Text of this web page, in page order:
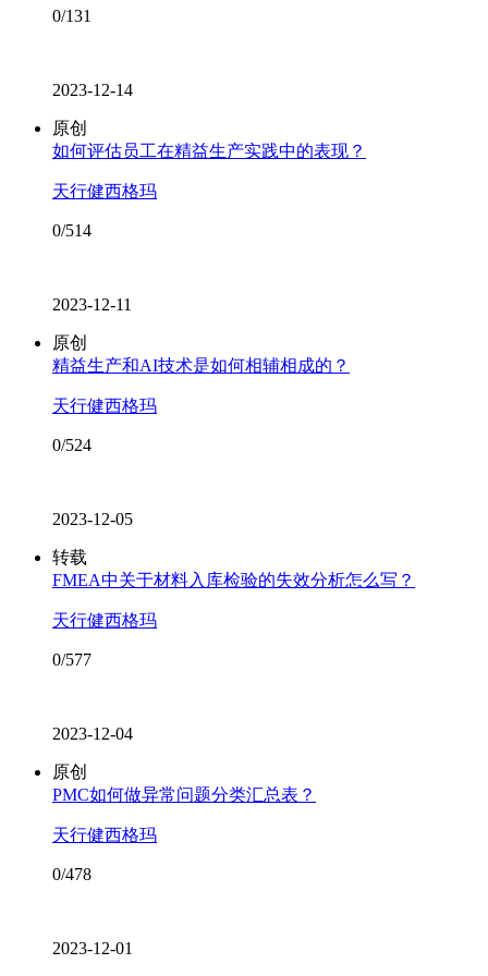
0/131
2023-12-14
原创
如何评估员工在精益生产实践中的表现？
天行健西格玛
0/514
2023-12-11
原创
精益生产和AI技术是如何相辅相成的？
天行健西格玛
0/524
2023-12-05
转载
FMEA中关于材料入库检验的失效分析怎么写？
天行健西格玛
0/577
2023-12-04
原创
PMC如何做异常问题分类汇总表？
天行健西格玛
0/478
2023-12-01